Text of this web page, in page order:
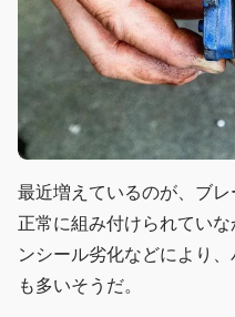
最近増えているのが、ブ
正常に組み付けられてい
ンシール劣化などにより
も多いそうだ。